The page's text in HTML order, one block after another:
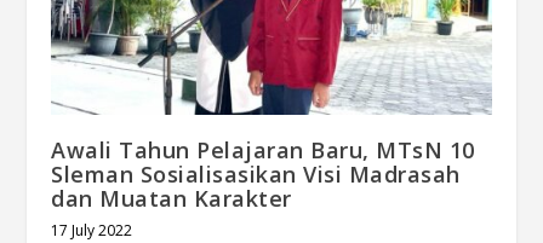
Awali Tahun Pelajaran Baru, MTsN 10
Sleman Sosialisasikan Visi Madrasah
dan Muatan Karakter
17 July 2022